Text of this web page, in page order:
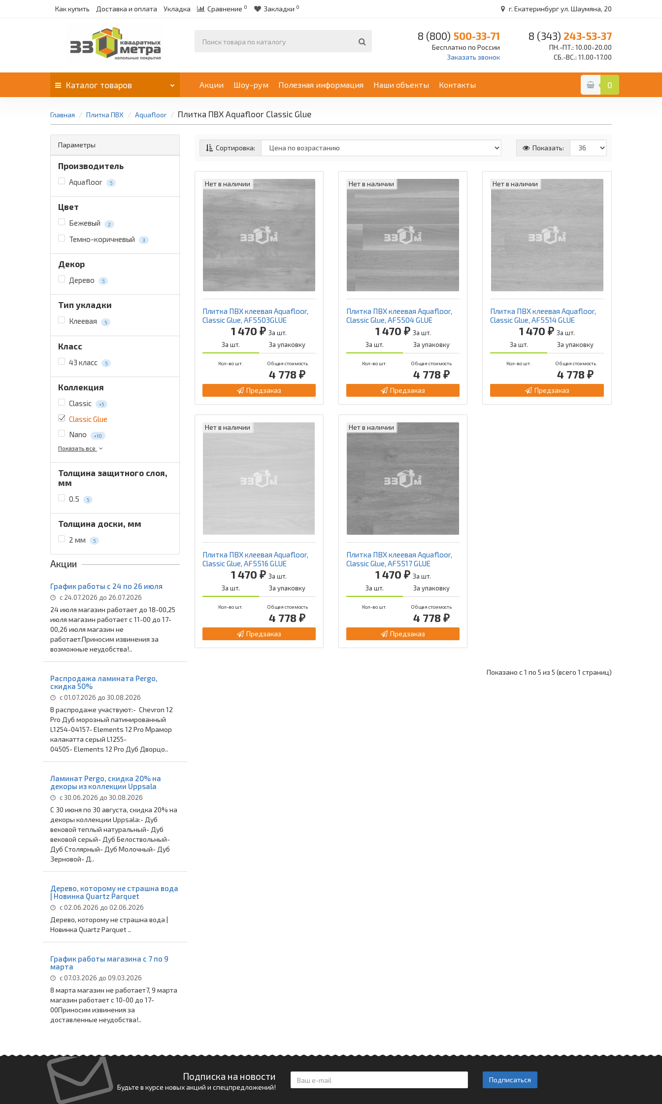
Как купить Доставка и оплата Укладка Сравнение 0 Закладки 0 г. Екатеринбург ул. Шаумяна, 20
8 (800) 500-33-71
Бесплатно по России
Заказать звонок
8 (343) 243-53-37
ПН.-ПТ.: 10.00-20.00
СБ.-ВС.: 11.00-17.00
Каталог товаров Акции Шоу-рум Полезная информация Наши объекты Контакты 0
Главная Плитка ПВХ Aquafloor Плитка ПВХ Aquafloor Classic Glue
Параметры
Производитель
Aquafloor 5
Цвет
Бежевый 2
Темно-коричневый 3
Декор
Дерево 5
Тип укладки
Клеевая 5
Класс
43 класс 5
Коллекция
Classic +5
Classic Glue
Nano
+10
Показать все
Толщина защитного слоя,
мм
0.5 5
Толщина доски, мм
2 мм 5
Акции
График работы с 24 по 26 июля
с 24.07.2026 до 26.07.2026
24 июля магазин работает до 18-00,25
июля магазин работает с 11-00 до 17-
00,26 июля магазин не
работает.Приносим извинения за
возможные неудобства!..
Распродажа ламината Pergo,
скидка 50%
с 01.07.2026 до 30.08.2026
В распродаже участвуют:- Chevron 12
Pro Дуб морозный патинированный
L1254-04157- Elements 12 Pro Мрамор
калакатта серый L1255-
04505- Elements 12 Pro Дуб Дворцо..
Ламинат Pergo, скидка 20% на
декоры из коллекции Uppsala
с 30.06.2026 до 30.08.2026
С 30 июня по 30 августа, скидка 20% на
декоры коллекции Uppsala:- Дуб
вековой теплый натуральный- Дуб
вековой серый- Дуб Белоствольный-
Дуб Столярный- Дуб Молочный- Дуб
Зерновой- Д..
Дерево, которому не страшна вода
| Новинка Quartz Parquet
с 02.06.2026 до 02.06.2026
Дерево, которому не страшна вода |
Новинка Quartz Parquet ..
График работы магазина с 7 по 9
марта
с 07.03.2026 до 09.03.2026
8 марта магазин не работает7, 9 марта
магазин работает с 10-00 до 17-
00Приносим извинения за
доставленные неудобства!..
Сортировка: Показать:
Нет в наличии
Плитка ПВХ клеевая Aquafloor,
Classic Glue, AF5503GLUE
1 470 ₽За шт.
За шт.
За упаковку
Кол-во шт. Общая стоимость
4 778 ₽
Предзаказ
Нет в наличии
Плитка ПВХ клеевая Aquafloor,
Classic Glue, AF5504 GLUE
1 470 ₽ За шт.
За шт.
За упаковку
Кол-во шт. Общая стоимость
4 778 ₽
Предзаказ
Нет в наличии
Плитка ПВХ клеевая Aquafloor,
Classic Glue, AF5514 GLUE
1 470 ₽За шт.
За шт.
За упаковку
Кол-во шт. Общая стоимость
4 778 ₽
Предзаказ
Нет в наличии
Плитка ПВХ клеевая Aquafloor,
Classic Glue, AF5516 GLUE
1 470 ₽За шт.
За шт.
За упаковку
Кол-во шт. Общая стоимость
4 778 ₽
Предзаказ
Нет в наличии
Плитка ПВХ клеевая Aquafloor,
Classic Glue, AF5517 GLUE
1 470 ₽ За шт.
За шт.
За упаковку
Кол-во шт. Общая стоимость
4 778 ₽
Предзаказ
Показано с 1 по 5 из 5 (всего 1 страниц)
Подписка на новости
Будьте в курсе новых акций и спецпредложений!
Подписаться